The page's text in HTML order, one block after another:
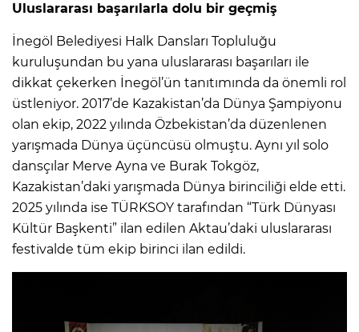
Uluslararası başarılarla dolu bir geçmiş
İnegöl Belediyesi Halk Dansları Topluluğu
kuruluşundan bu yana uluslararası başarıları ile
dikkat çekerken İnegöl’ün tanıtımında da önemli rol
üstleniyor. 2017’de Kazakistan’da Dünya Şampiyonu
olan ekip, 2022 yılında Özbekistan’da düzenlenen
yarışmada Dünya üçüncüsü olmuştu. Aynı yıl solo
dansçılar Merve Ayna ve Burak Tokgöz,
Kazakistan’daki yarışmada Dünya birinciliği elde etti.
2025 yılında ise TÜRKSOY tarafından “Türk Dünyası
Kültür Başkenti” ilan edilen Aktau’daki uluslararası
festivalde tüm ekip birinci ilan edildi.